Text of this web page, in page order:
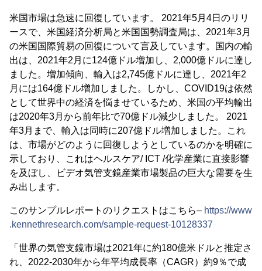
米国市場は急速に回復しています。 2021年5月4日のリリ
ースで、米国経済分析局と米国国勢調査局は、2021年3月
の米国国際貿易の回復について言及しています。国内の輸
出は、2021年2月に124億ドル増加し、2,000億ドルに達し
ました。増加傾向、輸入は2,745億ドルに達し、2021年2
月には164億ドル増加しました。しかし、COVID19は依然
として世界中の経済を悩ませているため、米国の平均輸出
は2020年3月から前年比で70億ドル減少しました。 2021
年3月まで、輸入は同時に207億ドル増加しました。これ
は、市場がどのように回復しようとしているのかを明確に
示しており、これはヘルスケア/ ICT /化学産業に直接影響
を及ぼし、ビデオ気管支鏡産業市場製品の巨大な需要を生
み出します。
このサンプルレポートのリクエストはこちら– https://www
.kennethresearch.com/sample-request-10128337
「世界の気管支鏡市場は2021年に約180億米ドルと推定さ
れ、2022-2030年から年平均成長率（CAGR）約9％で成